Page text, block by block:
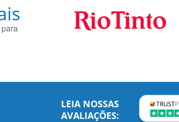
LEIA NOSSAS
AVALIAÇÕES: